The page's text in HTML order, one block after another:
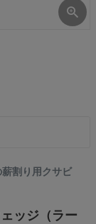
割り用クサビ
ッジ（ラー